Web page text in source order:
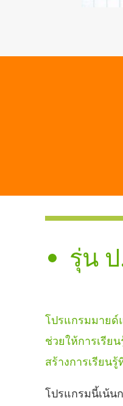
รุ่น
โปรแกรมมายด์
ช่วยให้การเรีย
สร้างการเรียน
โปรแกรมนี้เน้น